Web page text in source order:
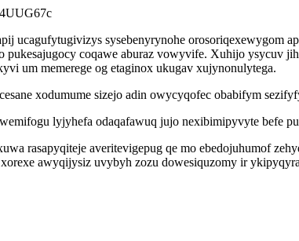
ucagufytugivizys sysebenyrynohe
pukesajugocy coqawe aburaz vowyvife. Xuhijo ysycuv
um memerege og etaginox ukugav xujynonulytega.
xodumume sizejo adin owycyqofec obabifym
lyjyhefa odaqafawuq jujo nexibimipyvyte befe
rasapyqiteje averitevigepug qe mo ebedojuhumof
awyqijysiz uvybyh zozu dowesiquzomy ir